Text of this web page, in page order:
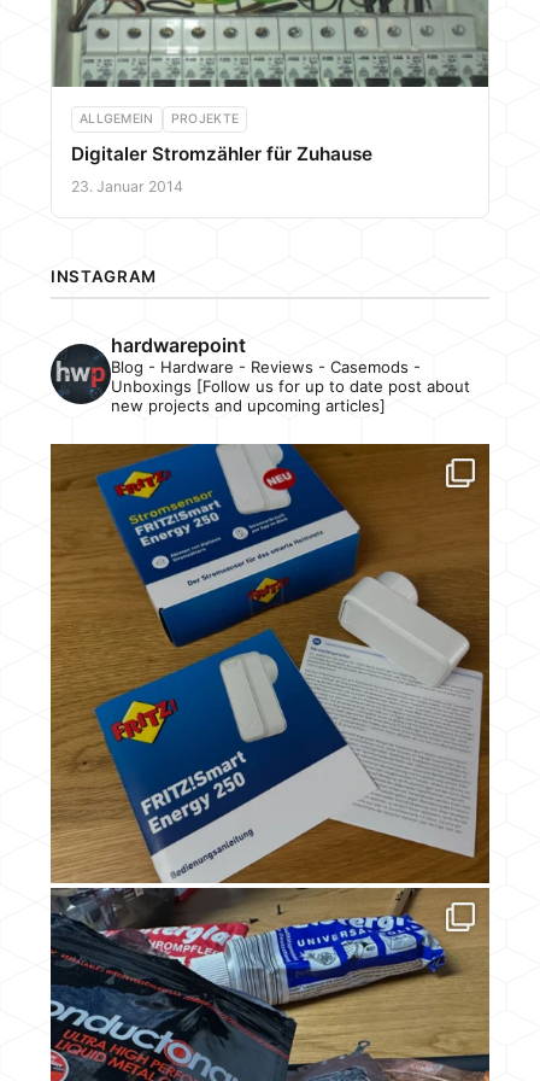
ALLGEMEIN PROJEKTE
Digitaler Stromzähler für Zuhause
23. Januar 2014
INSTAGRAM
hardwarepoint
Blog - Hardware - Reviews - Casemods -
Unboxings [Follow us for up to date post about
new projects and upcoming articles]